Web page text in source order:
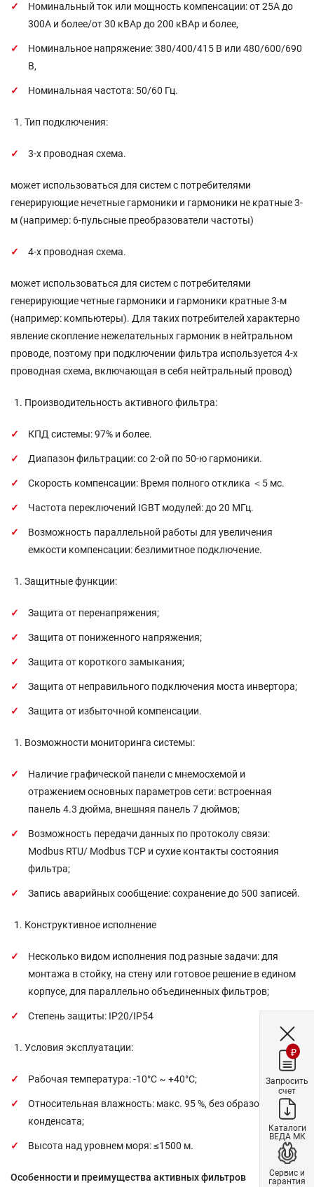
Номинальный ток или мощность компенсации: от 25А до
300А и более/от 30 кВАр до 200 кВАр и более,
Номинальное напряжение: 380/400/415 В или 480/600/690
В,
Номинальная частота: 50/60 Гц.
Тип подключения:
3-х проводная схема.
может использоваться для систем с потребителями
генерирующие нечетные гармоники и гармоники не кратные 3-
м (например: 6-пульсные преобразователи частоты)
4-х проводная схема.
может использоваться для систем с потребителями
генерирующие четные гармоники и гармоники кратные 3-м
(например: компьютеры). Для таких потребителей характерно
явление скопление нежелательных гармоник в нейтральном
проводе, поэтому при подключении фильтра используется 4-х
проводная схема, включающая в себя нейтральный провод)
Производительность активного фильтра:
КПД системы: 97% и более.
Диапазон фильтрации: со 2-ой по 50-ю гармоники.
Скорость компенсации: Время полного отклика ＜5 мс.
Частота переключений IGBT модулей: до 20 МГц.
Возможность параллельной работы для увеличения
емкости компенсации: безлимитное подключение.
Защитные функции:
Защита от перенапряжения;
Защита от пониженного напряжения;
Защита от короткого замыкания;
Защита от неправильного подключения моста инвертора;
Защита от избыточной компенсации.
Возможности мониторинга системы:
Наличие графической панели с мнемосхемой и
отражением основных параметров сети: встроенная
панель 4.3 дюйма, внешняя панель 7 дюймов;
Возможность передачи данных по протоколу связи:
Modbus RTU/ Modbus TCP и сухие контакты состояния
фильтра;
Запись аварийных сообщение: сохранение до 500 записей.
Конструктивное исполнение
Несколько видом исполнения под разные задачи: для
монтажа в стойку, на стену или готовое решение в едином
корпусе, для параллельно объединенных фильтров;
Степень защиты: IP20/IP54
Условия эксплуатации:
Рабочая температура: -10°C ~ +40°C;
Относительная влажность: макс. 95 %, без образования
конденсата;
Высота над уровнем моря: ≤1500 м.
Особенности и преимущества активных фильтров
₽
Запросить
счет
Каталоги
ВЕДА МК
Сервис и
гарантия